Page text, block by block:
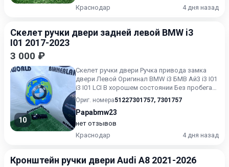
Краснодар
4 дня назад
Скелет ручки двери задней левой BMW i3
I01 2017-2023
3 000 ₽
10
Скелет ручки двери Ручка привода замка
двери Левой Оригинал BMW i3 БМВ Ай3 i3 I01
i3 I01 LCI В хорошем состоянии Без пробега
по РФ.
Ориг. номера51227301757, 7301757
Papabmw23
нет отзывов
Краснодар
4 дня назад
Кронштейн ручки двери Audi A8 2021-2026